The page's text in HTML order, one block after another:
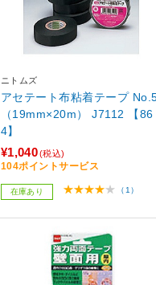
ニトムズ
アセテート布粘着テープ
（19mm×20m） J7112 【86
4】
¥1,040(税込)
104ポイントサービス
在庫あり （1）